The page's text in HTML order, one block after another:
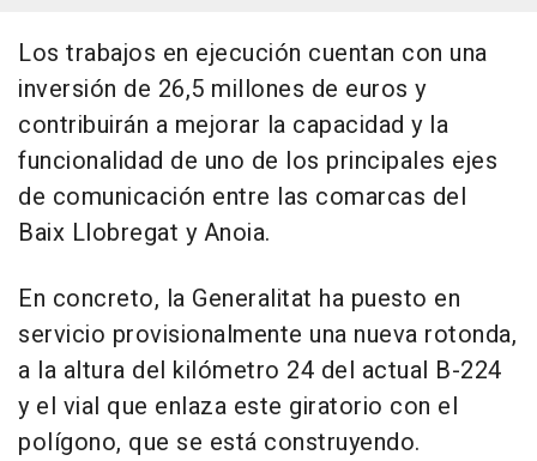
Los trabajos en ejecución cuentan con una
inversión de 26,5 millones de euros y
contribuirán a mejorar la capacidad y la
funcionalidad de uno de los principales ejes
de comunicación entre las comarcas del
Baix Llobregat y Anoia.
En concreto, la Generalitat ha puesto en
servicio provisionalmente una nueva rotonda,
a la altura del kilómetro 24 del actual B-224
y el vial que enlaza este giratorio con el
polígono, que se está construyendo.